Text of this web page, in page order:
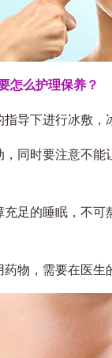
么护理保养？
下进行冰敷，
时要注意不能
的睡眠，不可
，需要在医生